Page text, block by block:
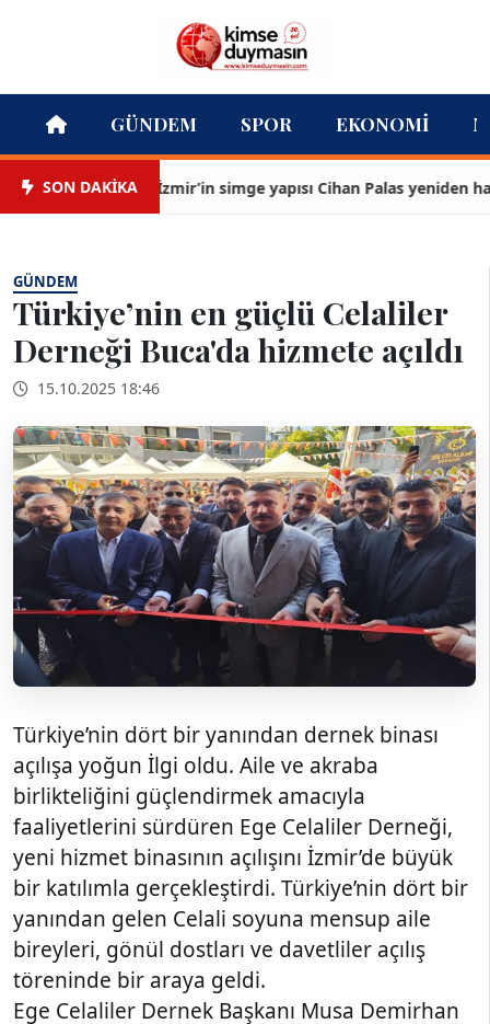
GÜNDEM SPOR EKONOMI
SON DAKİKAİzmir’in simge yapısı Cihan Palas yeniden hayat
GÜNDEM
Türkiye’nin en güçlü Celaliler
Derneği Buca'da hizmete açıldı
15.10.2025 18:46
Türkiye’nin dört bir yanından dernek binası
açılışa yoğun İlgi oldu. Aile ve akraba
birlikteliğini güçlendirmek amacıyla
faaliyetlerini sürdüren Ege Celaliler Derneği,
yeni hizmet binasının açılışını İzmir’de büyük
bir katılımla gerçekleştirdi. Türkiye’nin dört bir
yanından gelen Celali soyuna mensup aile
bireyleri, gönül dostları ve davetliler açılış
töreninde bir araya geldi.
Ege Celaliler Dernek Başkanı Musa Demirhan